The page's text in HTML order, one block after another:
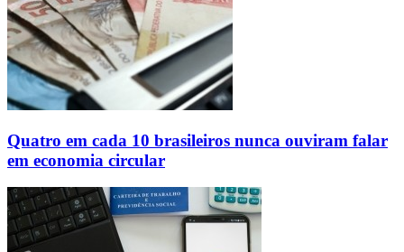
Quatro em cada 10 brasileiros nunca ouviram falar
em economia circular